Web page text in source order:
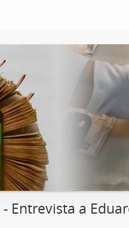
- Entrevista a